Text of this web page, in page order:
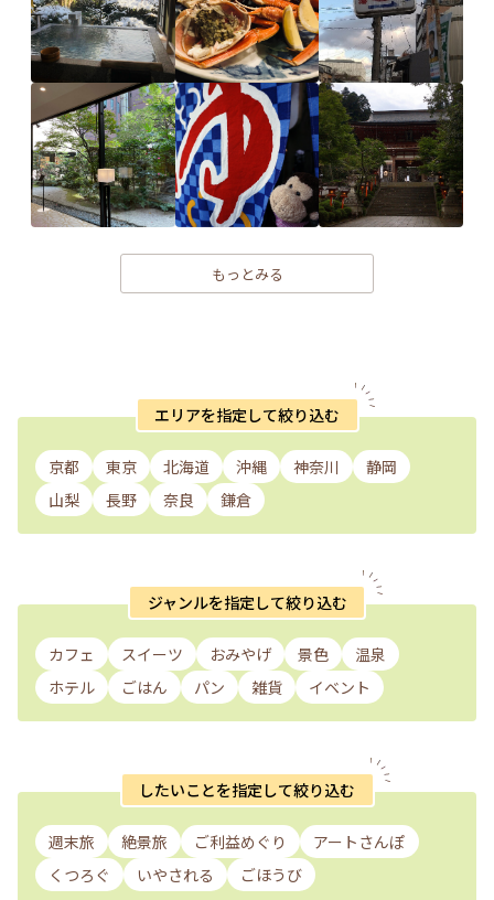
もっとみる
エリアを指定して絞り込む
京都 東京 北海道 沖縄 神奈川
静岡
山梨
長野 奈良 鎌倉
ジャンルを指定して絞り込む
カフェ スイーツ おみやげ 景色
温泉
ホテル
ごはん パン 雑貨 イベント
したいことを指定して絞り込む
週末旅 絶景旅 ご利益めぐり
アートさんぽ
くつろぐ
いやされる ごほうび